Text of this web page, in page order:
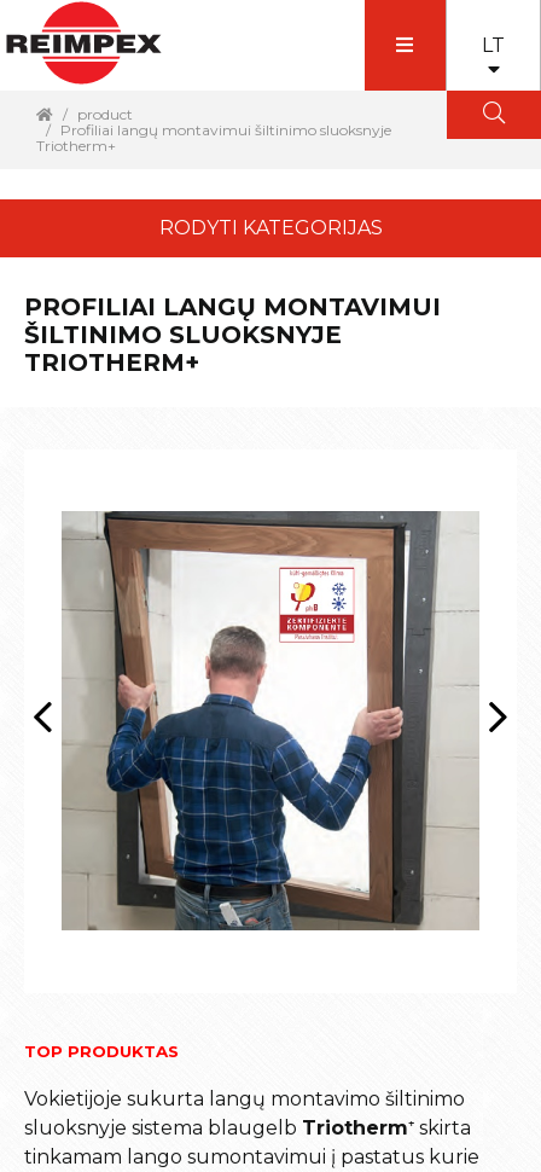
LT
product
Profiliai langų montavimui šiltinimo sluoksnyje
Triotherm+
RODYTI KATEGORIJAS
PROFILIAI LANGŲ MONTAVIMUI
ŠILTINIMO SLUOKSNYJE
TRIOTHERM+
TOP PRODUKTAS
Vokietijoje sukurta langų montavimo šiltinimo
sluoksnyje sistema blaugelb Triotherm⁺ skirta
tinkamam lango sumontavimui į pastatus kurie